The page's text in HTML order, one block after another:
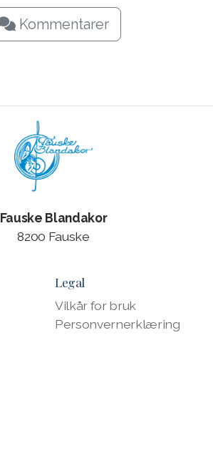
Kommentarer
Fauske Blandakor
8200 Fauske
Legal
Vilkår for bruk
Personvernerklæring